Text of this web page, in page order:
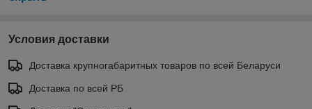
Условия доставки
Доставка крупногабаритных товаров по всей Беларуси
Доставка по всей РБ